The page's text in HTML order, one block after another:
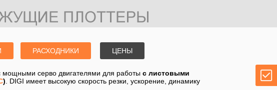
РАСХОДНИКИ ЦЕНЫ
мощными серво двигателями для работы с листовыми
) . DIGI имеет высокую скорость резки, ускорение, динамику